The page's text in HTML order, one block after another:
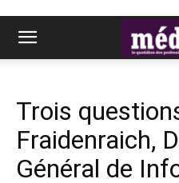
Trois
Fraidenraich,
Général de